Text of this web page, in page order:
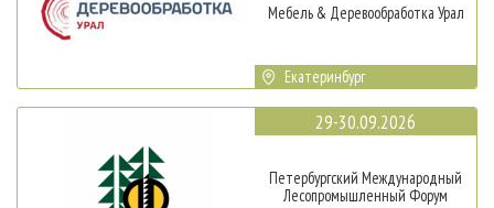
Мебель & Деревообработка Урал
Екатеринбург
29-30.09.2026
Петербургский Международный
Лесопромышленный Форум